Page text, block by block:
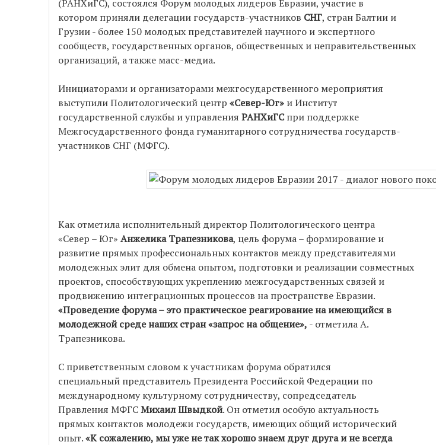
(РАНХиГС), состоялся Форум молодых лидеров Евразии, участие в
котором приняли делегации государств-участников СНГ, стран Балтии и
Грузии - более 150 молодых представителей научного и экспертного
сообществ, государственных органов, общественных и неправительственных
организаций, а также масс-медиа.
Инициаторами и организаторами межгосударственного мероприятия
выступили Политологический центр «Север-Юг» и Институт
государственной службы и управления РАНХиГСпри поддержке
Межгосударственного фонда гуманитарного сотрудничества государств-
участников СНГ (МФГС).
Как отметила исполнительный директор Политологического центра
«Север – Юг» Анжелика Трапезникова, цель форума – формирование и
развитие прямых профессиональных контактов между представителями
молодежных элит для обмена опытом, подготовки и реализации совместных
проектов, способствующих укреплению межгосударственных связей и
продвижению интеграционных процессов на пространстве Евразии.
«Проведение форума – это практическое реагирование на имеющийся в
молодежной среде наших стран «запрос на общение», - отметила А.
Трапезникова.
С приветственным словом к участникам форума обратился
специальный представитель Президента Российской Федерации по
международному культурному сотрудничеству, сопредседатель
Правления МФГСМихаил Швыдкой. Он отметил особую актуальность
прямых контактов молодежи государств, имеющих общий исторический
опыт.«К сожалению, мы уже не так хорошо знаем друг друга и не всегда